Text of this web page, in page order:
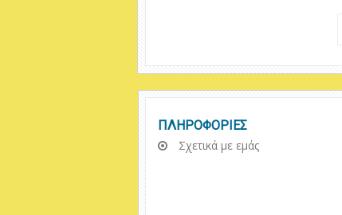
ΠΛΗΡΟΦΟΡΙΕΣ
Σχετικά με εμάς